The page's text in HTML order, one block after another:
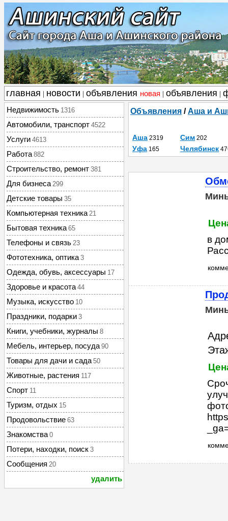
главная новости объявления новая объявления
Недвижимость 1316
Автомобили, транспорт 4522
Услуги 4613
Работа 882
Строительство, ремонт 381
Для бизнеса 299
Детские товары 35
Компьютерная техника 21
Бытовая техника 65
Телефоны и связь 23
Фототехника, оптика 3
Одежда, обувь, аксессуары 17
Здоровье и красота 44
Музыка, искусство 10
Праздники, подарки 3
Книги, учебники, журналы 8
Мебель, интерьер, посуда 90
Товары для дачи и сада 50
Животные, растения 117
Спорт 11
Туризм, отдых 15
Продовольствие 63
Знакомства 0
Потери, находки, поиск 3
Сообщения 20
удалить
Объявления /Аша и
Аша 2319 Сим 202
Уфа 165 Челябинск
в